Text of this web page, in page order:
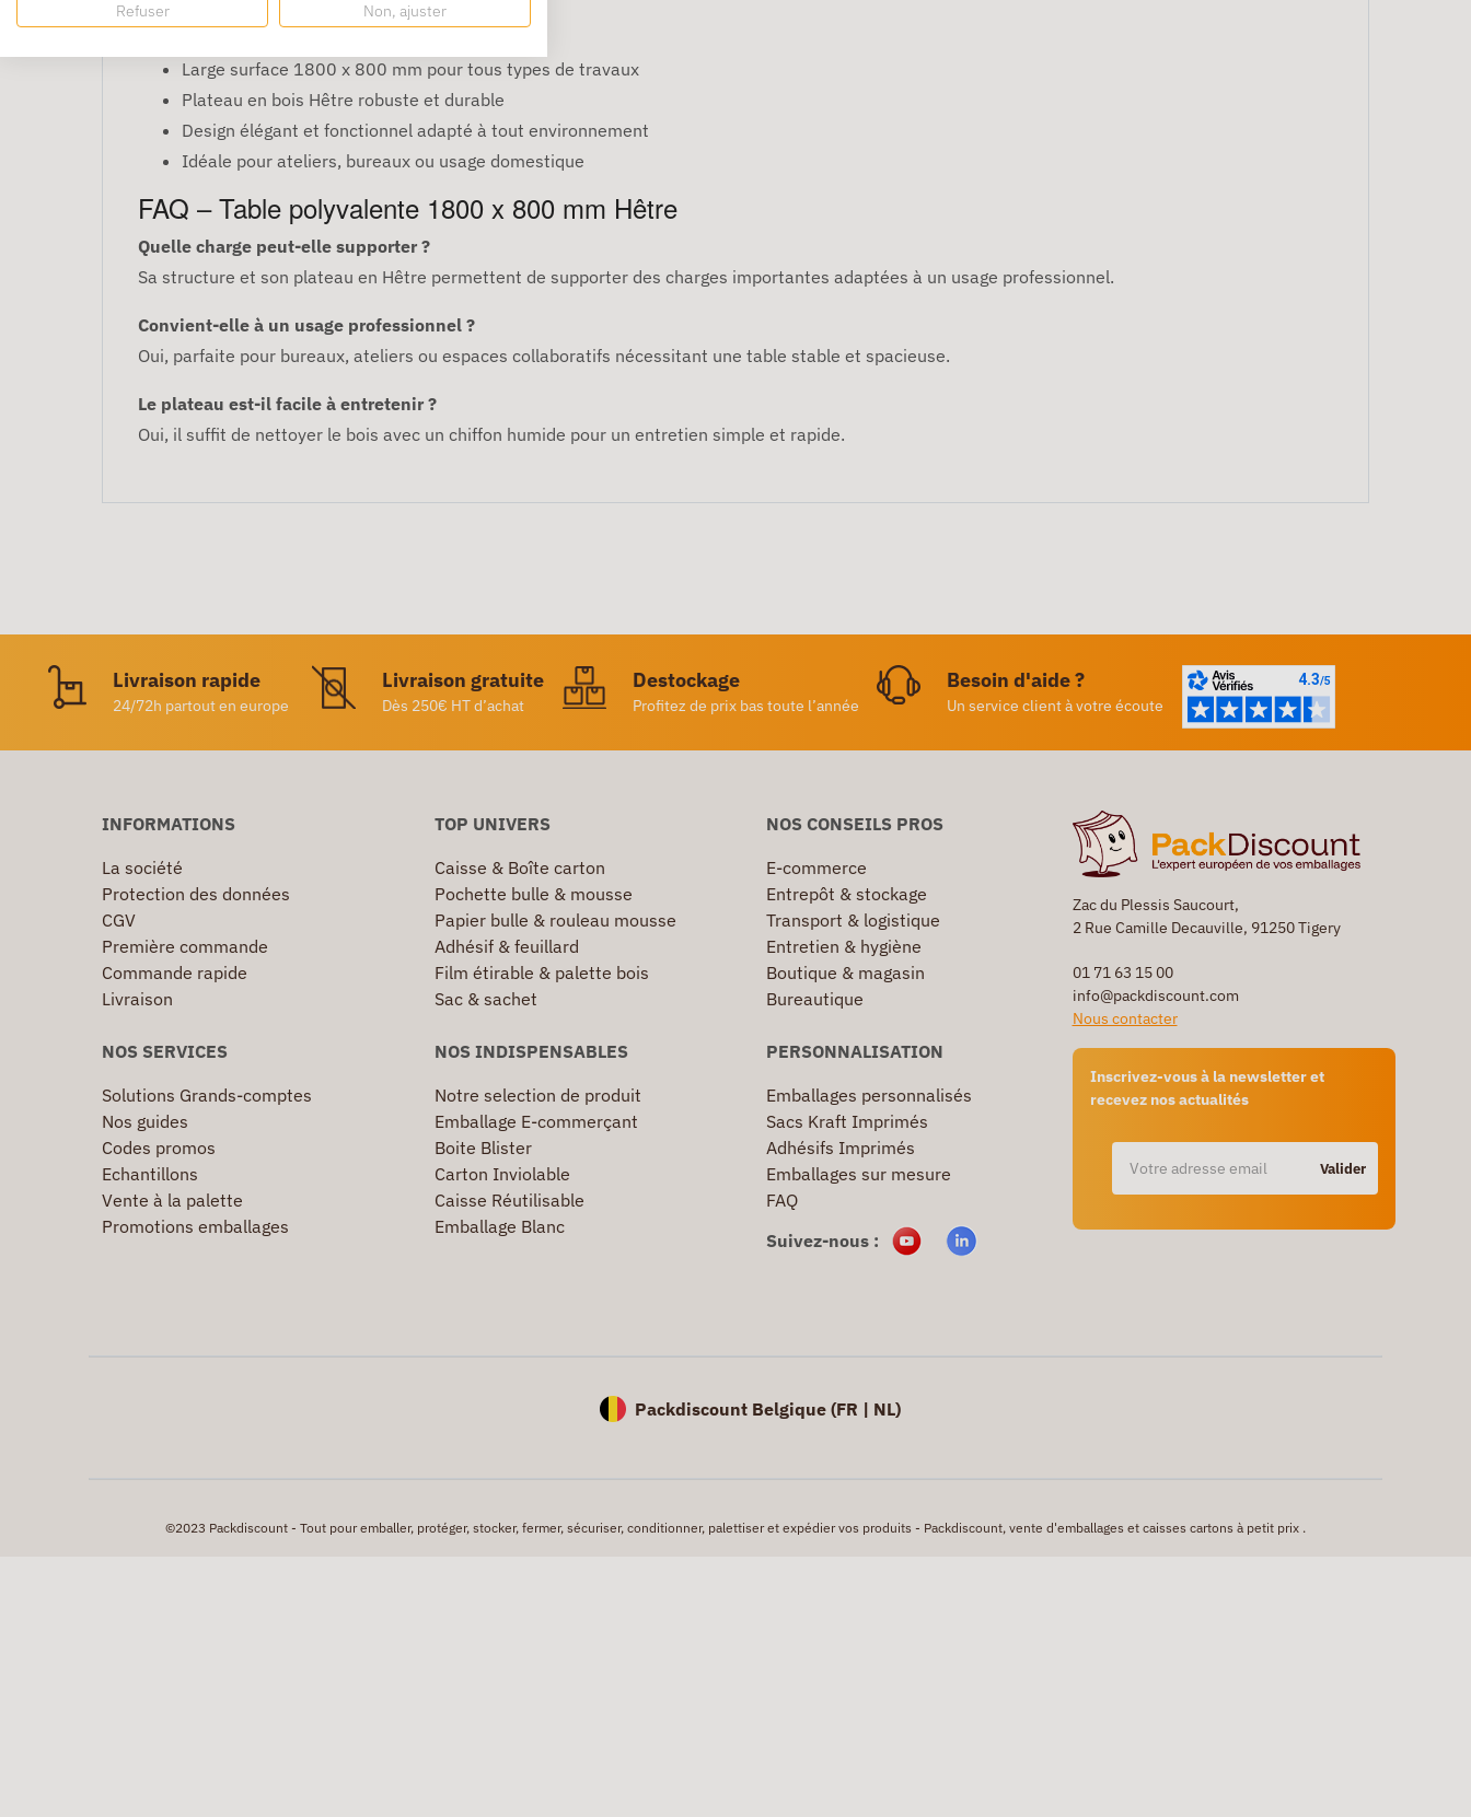
Avantages
Large surface 1800 x 800 mm pour tous types de travaux
Plateau en bois Hêtre robuste et durable
Design élégant et fonctionnel adapté à tout environnement
Idéale pour ateliers, bureaux ou usage domestique
FAQ – Table polyvalente 1800 x 800 mm Hêtre
Quelle charge peut-elle supporter ?
Sa structure et son plateau en Hêtre permettent de supporter des charges importantes adaptées à un usage professionnel.
Convient-elle à un usage professionnel ?
Oui, parfaite pour bureaux, ateliers ou espaces collaboratifs nécessitant une table stable et spacieuse.
Le plateau est-il facile à entretenir ?
Oui, il suffit de nettoyer le bois avec un chiffon humide pour un entretien simple et rapide.
Livraison rapide
24/72h partout en europe
Livraison gratuite
Dès 250€ HT d’achat
Destockage
Profitez de prix bas toute l’année
Besoin d'aide ?
Un service client à votre écoute
Zac du Plessis Saucourt,
2 Rue Camille Decauville, 91250 Tigery
01 71 63 15 00
info@packdiscount.com
Nous contacter
Inscrivez-vous à la newsletter et
recevez nos actualités
Valider
INFORMATIONS
La société
Protection des données
CGV
Première commande
Commande rapide
Livraison
TOP UNIVERS
Caisse & Boîte carton
Pochette bulle & mousse
Papier bulle & rouleau mousse
Adhésif & feuillard
Film étirable & palette bois
Sac & sachet
NOS CONSEILS PROS
E-commerce
Entrepôt & stockage
Transport & logistique
Entretien & hygiène
Boutique & magasin
Bureautique
NOS SERVICES
Solutions Grands-comptes
Nos guides
Codes promos
Echantillons
Vente à la palette
Promotions emballages
NOS INDISPENSABLES
Notre selection de produit
Emballage E-commerçant
Boite Blister
Carton Inviolable
Caisse Réutilisable
Emballage Blanc
PERSONNALISATION
Emballages personnalisés
Sacs Kraft Imprimés
Adhésifs Imprimés
Emballages sur mesure
FAQ
Suivez-nous :
Packdiscount Belgique (FR | NL)
©2023 Packdiscount - Tout pour emballer, protéger, stocker, fermer, sécuriser, conditionner, palettiser et expédier vos produits - Packdiscount, vente d'emballages et caisses cartons à petit prix .
Refuser Non, ajuster